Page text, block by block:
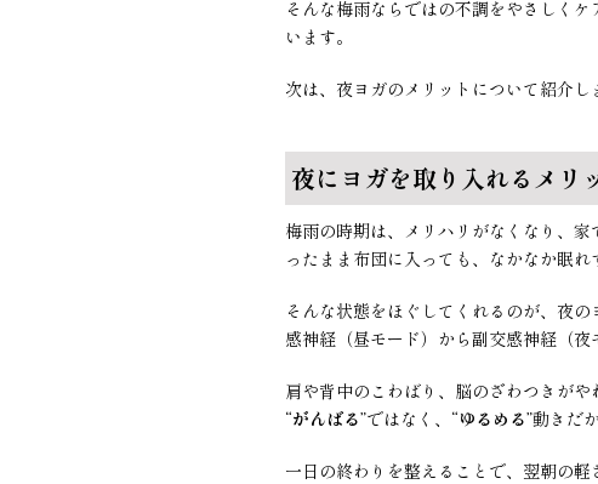
そんな梅雨ならではの不調をやさしく
います。
次は、夜ヨガのメリットについて紹介し
夜にヨガを取り入れるメリ
梅雨の時期は、メリハリがなくなり、
ったまま布団に入っても、なかなか眠れ
そんな状態をほぐしてくれるのが、夜
感神経（昼モード）から副交感神経（
肩や背中のこわばり、脳のざわつきがや
“がんばる”ではなく、“ゆるめる”動きだ
一日の終わりを整えることで、翌朝の軽